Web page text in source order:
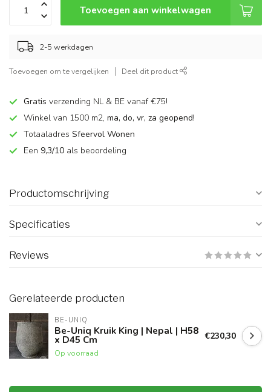
Toevoegen aan winkelwagen
2-5 werkdagen
Toevoegen om te vergelijken Deel dit product
Gratis verzending NL & BE vanaf €75!
Winkel van 1500 m2, ma, do, vr, za geopend!
Totaaladres Sfeervol Wonen
Een 9,3/10 als beoordeling
Productomschrijving
Specificaties
Reviews
Gerelateerde producten
BE-UNIQ
Be-Uniq Kruik King | Nepal | H58
x D45 Cm
Op voorraad
€230,30